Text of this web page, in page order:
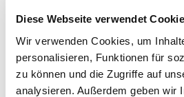
Diese Webseite verwendet
Wir verwenden Cookies, um
personalisieren, Funktionen für
zu können und die Zugriffe auf
analysieren. Außerdem geben wir